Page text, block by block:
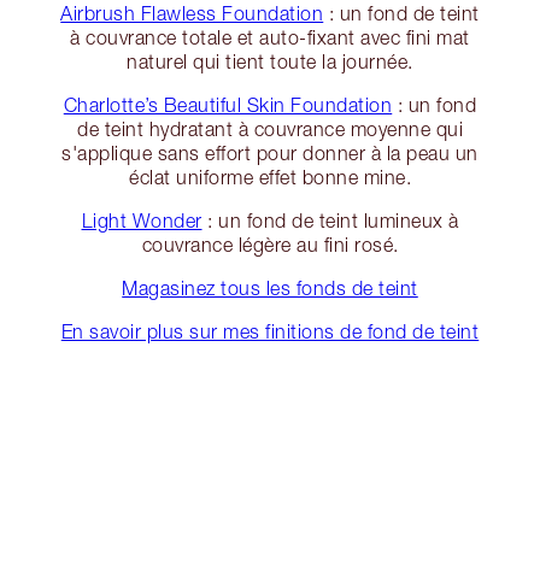
Airbrush Flawless Foundation : un fond de teint
à couvrance totale et auto-fixant avec fini mat
naturel qui tient toute la journée.
Charlotte’s Beautiful Skin Foundation : un fond
de teint hydratant à couvrance moyenne qui
s'applique sans effort pour donner à la peau un
éclat uniforme effet bonne mine.
Light Wonder : un fond de teint lumineux à
couvrance légère au fini rosé.
Magasinez tous les fonds de teint
En savoir plus sur mes finitions de fond de teint